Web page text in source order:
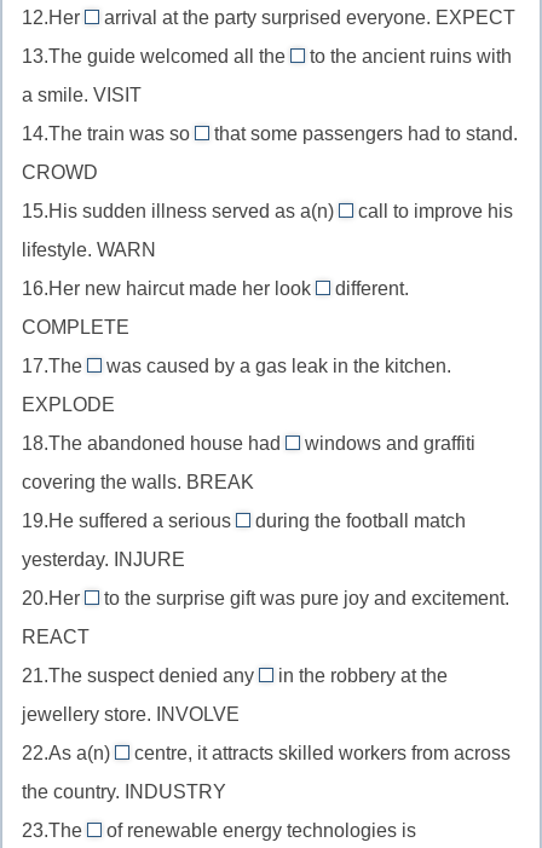
(e
теряется)
ed
прилагательного,
tranquil
(британцы
l)
сравнительная
степень
safe
r
12.Her
unexpected
//
прилагательное
перед
существительным,
expect
ed
arrival at the party surprised everyone. EXPECT
13.The guide welcomed all the
visitors
существительное
мн.ч.,
s
to the ancient ruins with
a smile. VISIT
14.The train was so
overcrowded
прилагательное
глагола-
ed
that some passengers had to stand.
CROWD
15.His sudden illness served as a(n)
warning
существительное
другим
call to improve his
lifestyle. WARN
16.Her new haircut made her look
completely
наречие
прилагательное,
different.
COMPLETE
17.The
explosion
//
существительное
в
роли
подлежащего,
(s
заменит
d)
was caused by a gas leak in the kitchen.
EXPLODE
18.The abandoned house had
broken
причастие
существительным,
windows and graffiti
covering the walls. BREAK
19.He suffered a serious
injury
существительное
прилагательного,
e)
during the football match
yesterday. INJURE
20.Her
reaction
существительное
в
роли
подлежащего,
to the surprise gift was pure joy and excitement.
REACT
21.The suspect denied any
involvement
существительное
местоимения,
in the robbery at the
jewellery store. INVOLVE
22.As a(n)
industrial
//
прилагательное
centre, it attracts skilled workers from across
the country. INDUSTRY
23.The
development
of renewable energy technologies is